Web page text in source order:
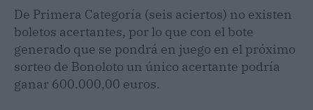
De Primera Categoría (seis aciertos) no existen
boletos acertantes, por lo que con el bote
generado que se pondrá en juego en el próximo
sorteo de Bonoloto un único acertante podría
ganar 600.000,00 euros.